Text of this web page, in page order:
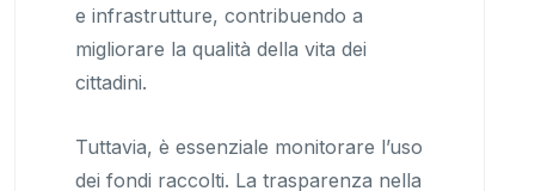
e infrastrutture, contribuendo a
migliorare la qualità della vita dei
cittadini.
Tuttavia, è essenziale monitorare l’uso
dei fondi raccolti. La trasparenza nella